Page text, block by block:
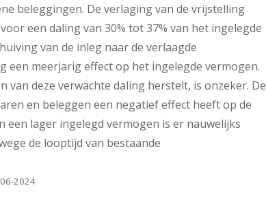
beleggingen. De verlaging van de vrijstelling
een daling van 30% tot 37% van het ingelegde
van de inleg naar de verlaagde
meerjarig effect op het ingelegde vermogen.
deze verwachte daling herstelt, is onzeker. De
en beleggen een negatief effect heeft op de
een lager ingelegd vermogen is er nauwelijks
de looptijd van bestaande
2024